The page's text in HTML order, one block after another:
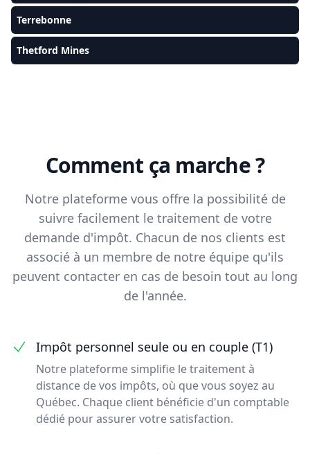
Terrebonne
Thetford Mines
Comment ça marche ?
Notre plateforme vous offre la possibilité de
suivre facilement le traitement de votre
demande d'impôt. Chacun de nos clients est
associé à un membre de notre équipe qu'ils
peuvent contacter en cas de besoin tout au long
de l'année.
Impôt personnel seule ou en couple (T1)
Notre plateforme simplifie le traitement à
distance de vos impôts, où que vous soyez au
Québec. Chaque client bénéficie d'un comptable
dédié pour assurer votre satisfaction.